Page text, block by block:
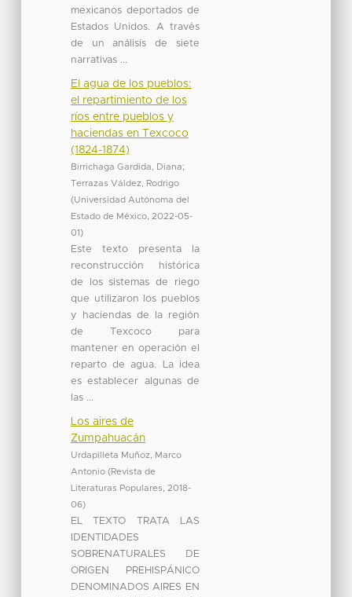
mexicanos deportados de
Estados Unidos. A través
de un análisis de siete
narrativas ...
El agua de los pueblos:
el repartimiento de los
ríos entre pueblos y
haciendas en Texcoco
(1824-1874)
Birrichaga Gardida, Diana;
Terrazas Váldez, Rodrigo
(Universidad Autónoma del
Estado de México, 2022-05-
01)
Este texto presenta la
reconstrucción histórica
de los sistemas de riego
que utilizaron los pueblos
y haciendas de la región
de Texcoco para
mantener en operación el
reparto de agua. La idea
es establecer algunas de
las ...
Los aires de
Zumpahuacán
Urdapilleta Muñoz, Marco
Antonio (Revista de
Literaturas Populares
2018-
06)
EL TEXTO TRATA LAS
IDENTIDADES
SOBRENATURALES DE
ORIGEN PREHISPÁNICO
DENOMINADOS AIRES EN